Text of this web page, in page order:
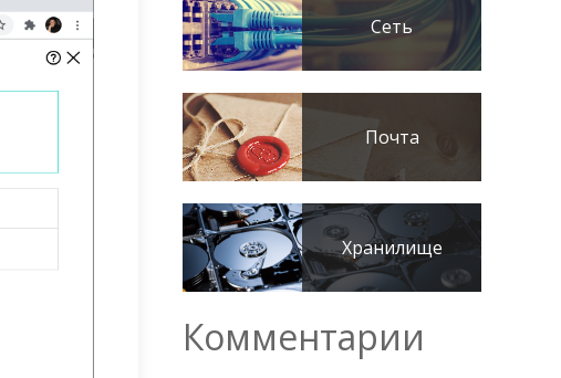
Сеть
Почта
Хранилище
Комментарии